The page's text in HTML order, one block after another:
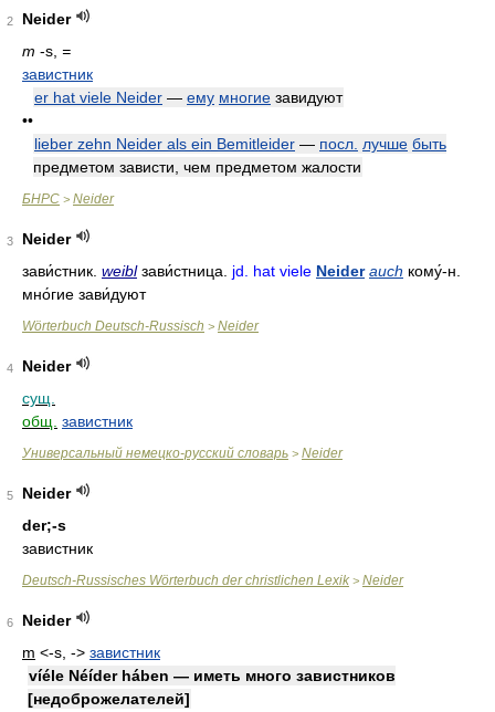
2
Neider
m -s, =
завистник
er hat viele Neider — ему многие завидуют
••
lieber zehn Neider als ein Bemitleider — посл. лучше быть
предметом зависти, чем предметом жалости
БНРС > Neider
3
Neider
зави́стник weibl зави́стница jd. hat viele Neider auch кому́-н
мно́гие зави́дуют
Wörterbuch Deutsch-Russisch > Neider
4
Neider
сущ.
общ. завистник
Универсальный немецко-русский словарь > Neider
5
Neider
der;-s
завистник
Deutsch-Russisches Wörterbuch der christlichen Lexik > Neider
6
Neider
m <-s, -> завистник
víéle Néíder háben — иметь много завистников
[недоброжелателей]